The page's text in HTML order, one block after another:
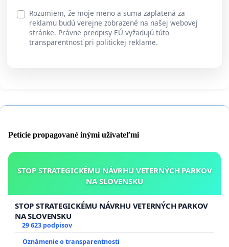
Rozumiem, že moje meno a suma zaplatená za
reklamu budú verejne zobrazené na našej webovej
stránke. Právne predpisy EÚ vyžadujú túto
transparentnosť pri politickej reklame.
Petície propagované inými užívateľmi
STOP STRATEGICKÉMU NÁVRHU VETERNÝCH PARKOV
NA SLOVENSKU
STOP STRATEGICKÉMU NÁVRHU VETERNÝCH PARKOV
NA SLOVENSKU
29 623 podpisov
Oznámenie o transparentnosti